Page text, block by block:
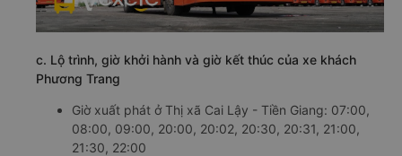
c. Lộ trình, giờ khởi hành và giờ kết thúc của xe khách
Phương Trang
Giờ xuất phát ở Thị xã Cai Lậy - Tiền Giang: 07:00,
08:00, 09:00, 20:00, 20:02, 20:30, 20:31, 21:00,
21:30, 22:00